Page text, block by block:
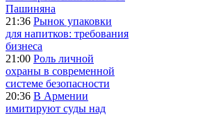
Пашиняна
21:36 Рынок упаковки
для напитков: требования
бизнеса
21:00 Роль личной
охраны в современной
системе безопасности
20:36 В Армении
имитируют суды над